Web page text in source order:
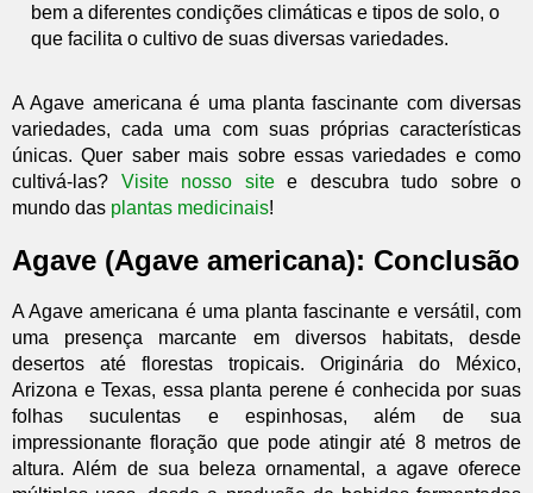
bem a diferentes condições climáticas e tipos de solo, o
que facilita o cultivo de suas diversas variedades.
A Agave americana é uma planta fascinante com diversas
variedades, cada uma com suas próprias características
únicas. Quer saber mais sobre essas variedades e como
cultivá-las? Visite nosso sitee descubra tudo sobre o
mundo das plantas medicinais!
Agave (Agave americana): Conclusão
A Agave americana é uma planta fascinante e versátil, com
uma presença marcante em diversos habitats, desde
desertos até florestas tropicais. Originária do México,
Arizona e Texas, essa planta perene é conhecida por suas
folhas suculentas e espinhosas, além de sua
impressionante floração que pode atingir até 8 metros de
altura. Além de sua beleza ornamental, a agave oferece